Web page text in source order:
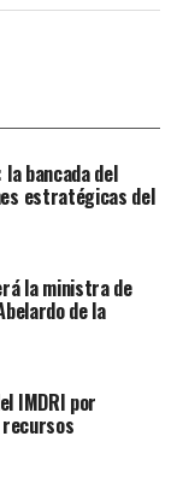
bancada del
estratégicas del
la ministra de
de la
IMDRI por